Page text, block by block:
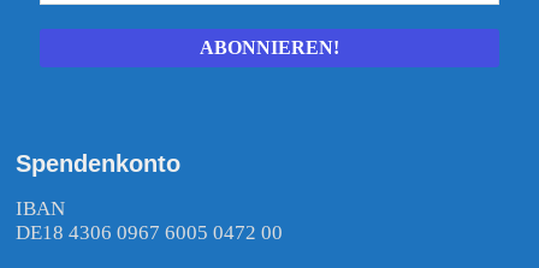
Spendenkonto
IBAN
DE18 4306 0967 6005 0472 00